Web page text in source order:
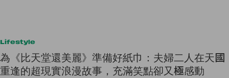
Lifestyle
為《比天堂還美麗》準備好紙巾：夫婦二人在天國
重逢的超現實浪漫故事，充滿笑點卻又極感動